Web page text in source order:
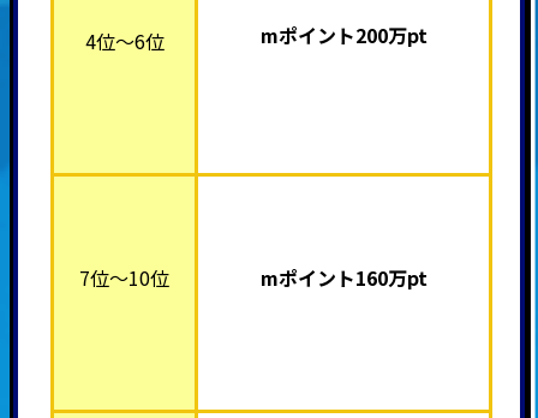
4位～6位 mポイント200万pt
7位～10位 mポイント160万pt